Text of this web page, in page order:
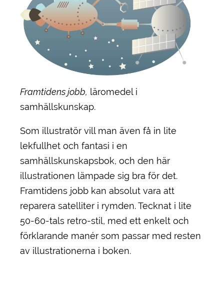
Framtidens jobb, läromedel i
samhällskunskap.
Som illustratör vill man även få in lite
lekfullhet och fantasi i en
samhällskunskapsbok, och den här
illustrationen lämpade sig bra för det.
Framtidens jobb kan absolut vara att
reparera satelliter i rymden. Tecknat i lite
50-60-tals retro-stil, med ett enkelt och
förklarande manér som passar med resten
av illustrationerna i boken.